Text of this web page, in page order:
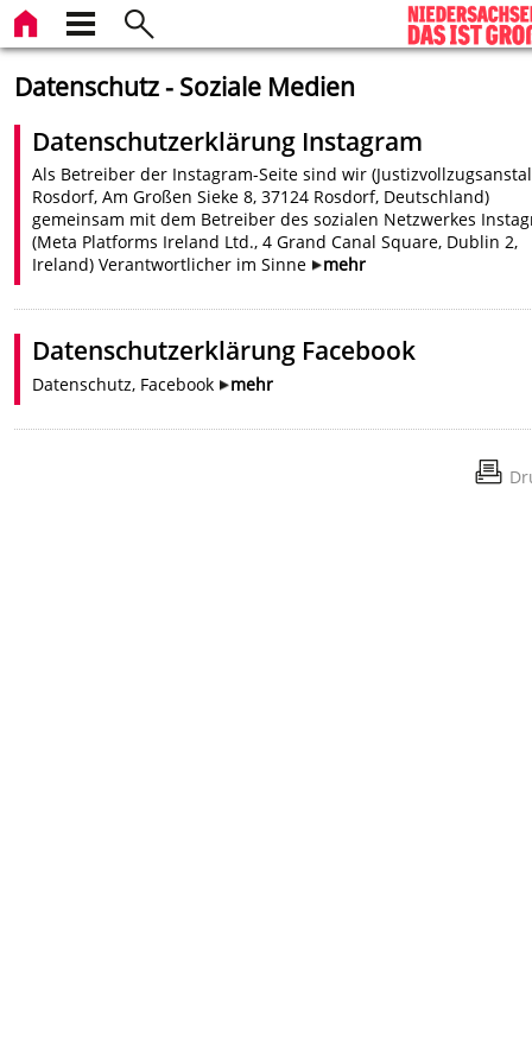
Datenschutz - Soziale Medien
Datenschutzerklärung Instagram
Als Betreiber der Instagram-Seite sind wir
Rosdorf, Am Großen Sieke 8, 37124 Rosdorf, Deutschland)
gemeinsam mit dem Betreiber des sozialen Netzwerkes
(Meta Platforms Ireland Ltd., 4 Grand Canal Square, Dublin 2,
Ireland) Verantwortlicher im Sinne
mehr
Datenschutzerklärung Facebook
Datenschutz, Facebook mehr